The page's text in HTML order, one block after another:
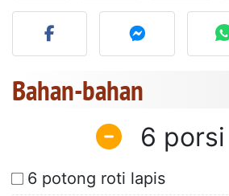
Unggah foto
Bahan-bahan
6
6 potong roti lapis